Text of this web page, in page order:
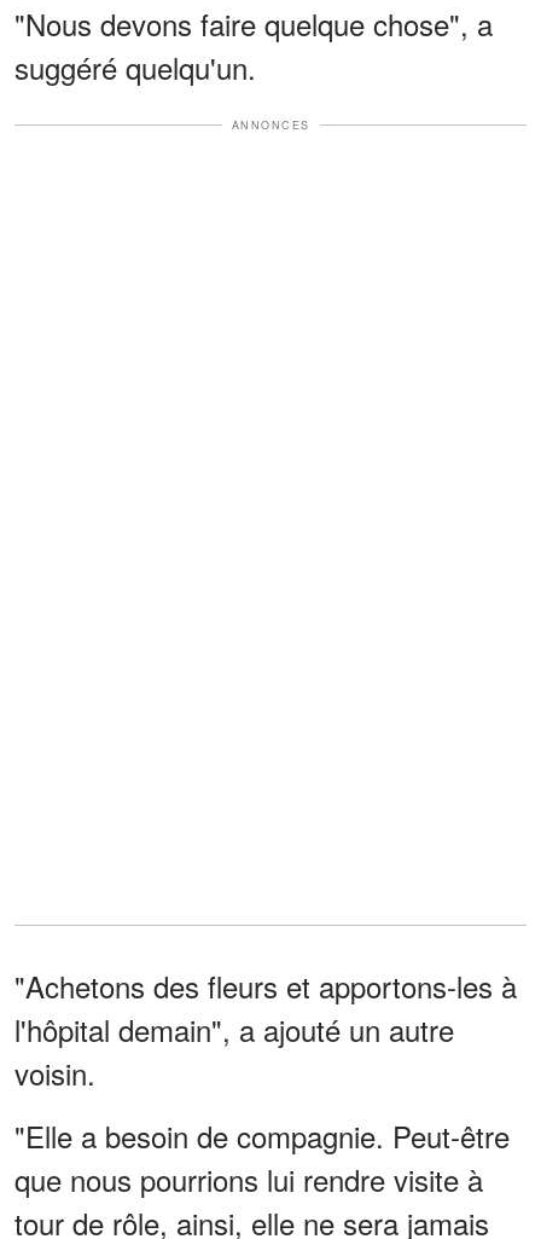
"Nous devons faire quelque chose", a
suggéré quelqu'un.
ANNONCES
"Achetons des fleurs et apportons-les à
l'hôpital demain", a ajouté un autre
voisin.
"Elle a besoin de compagnie. Peut-être
que nous pourrions lui rendre visite à
tour de rôle, ainsi, elle ne sera jamais